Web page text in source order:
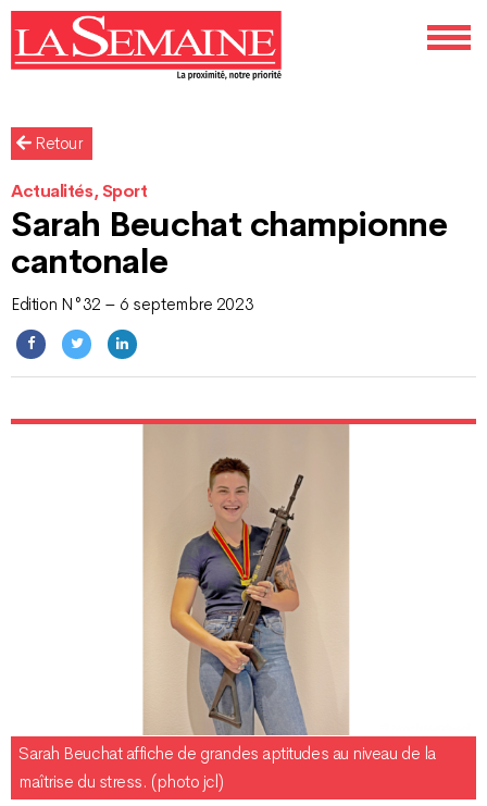
Retour
Actualités, Sport
Sarah Beuchat championne
cantonale
Edition N°32 – 6 septembre 2023
Sarah Beuchat affiche de grandes aptitudes au niveau de la
maîtrise du stress. (photo jcl)